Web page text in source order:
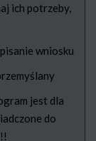
ich potrzeby,
wniosku
jest dla
do